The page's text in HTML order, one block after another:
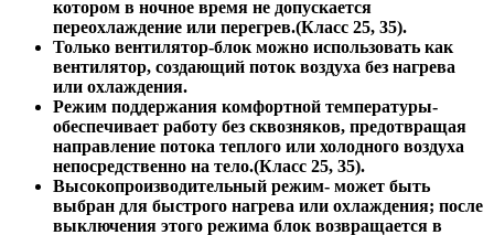
котором в ночное время не допускается
переохлаждение или перегрев.(Класс 25, 35).
Только вентилятор-блок можно использовать как
вентилятор, создающий поток воздуха без нагрева
или охлаждения.
Режим поддержания комфортной температуры-
обеспечивает работу без сквозняков, предотвращая
направление потока теплого или холодного воздуха
непосредственно на тело.(Класс 25, 35).
Высокопроизводительный режим- может быть
выбран для быстрого нагрева или охлаждения; после
выключения этого режима блок возвращается в